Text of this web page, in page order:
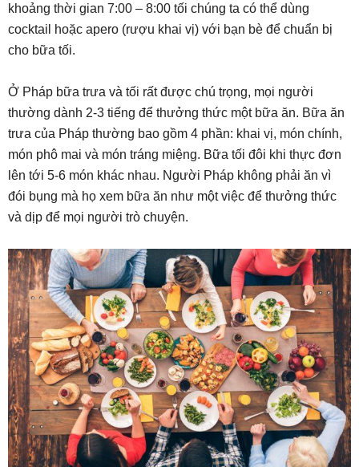
khoảng thời gian 7:00 – 8:00 tối chúng ta có thể dùng
cocktail hoặc apero (rượu khai vị) với bạn bè để chuẩn bị
cho bữa tối.
Ở Pháp bữa trưa và tối rất được chú trọng, mọi người
thường dành 2-3 tiếng để thưởng thức một bữa ăn. Bữa ăn
trưa của Pháp thường bao gồm 4 phần: khai vị, món chính,
món phô mai và món tráng miệng. Bữa tối đôi khi thực đơn
lên tới 5-6 món khác nhau. Người Pháp không phải ăn vì
đói bụng mà họ xem bữa ăn như một việc để thưởng thức
và dịp để mọi người trò chuyện.